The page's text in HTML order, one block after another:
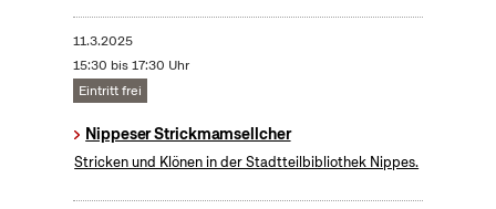
11.3.2025
15:30 bis 17:30 Uhr
Eintritt frei
Nippeser Strickmamsellcher
Stricken und Klönen in der Stadtteilbibliothek Nippes.